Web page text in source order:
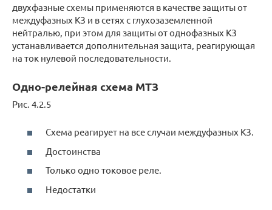
двухфазные схемы применяются в качестве защиты от
междуфазных КЗ и в сетях с глухозаземленной
нейтралью, при этом для защиты от однофазных КЗ
устанавливается дополнительная защита, реагирующая
на ток нулевой последовательности.
Одно-релейная схема МТЗ
Рис. 4.2.5
Схема реагирует на все случаи междуфазных КЗ.
Достоинства
Только одно токовое реле.
Недостатки